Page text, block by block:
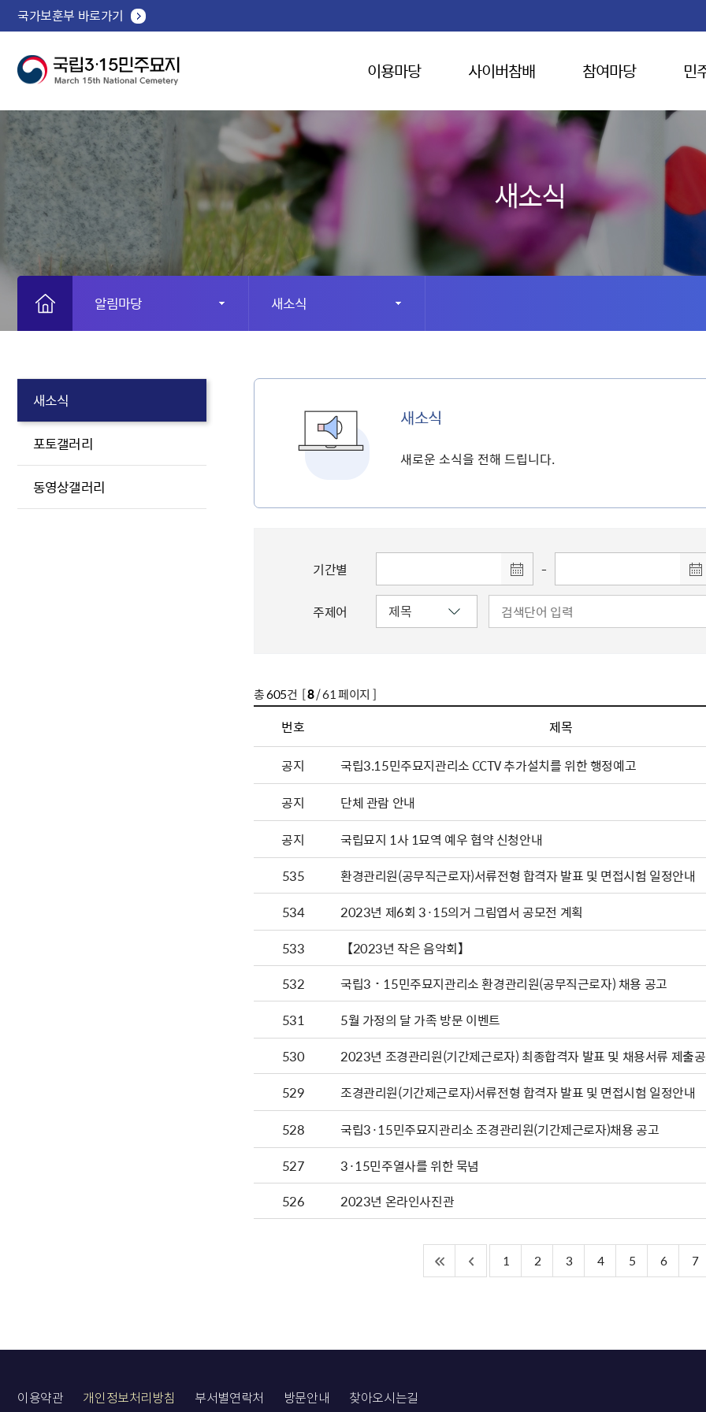
국가보훈부 바로가기
이용마당 사이버참배 참여마당 민
새소식
알림마당 새소식
새소식
포토갤러리
동영상갤러리
새소식
새로운 소식을 전해 드립니다.
기간별 -
주제어
총605건 [8/ 61 페이지 ]
번호 제목
공지
국립3.15민주묘지관리소 CCTV 추가설치를 위한 행정예고
공지
단체 관람 안내
공지
국립묘지 1사 1묘역 예우 협약 신청안내
535
환경관리원(공무직근로자)서류전형 합격자 발표 및 면접시험 일정안내
534
2023년 제6회 3·15의거 그림엽서 공모전 계획
533
【2023년 작은 음악회】
532
국립3˙15민주묘지관리소 환경관리원(공무직근로자) 채용 공고
531
5월 가정의 달 가족 방문 이벤트
530
2023년 조경관리원(기간제근로자) 최종합격자 발표 및 채용서류 제출
529
조경관리원(기간제근로자)서류전형 합격자 발표 및 면접시험 일정안내
528
국립3·15민주묘지관리소 조경관리원(기간제근로자)채용 공고
527
3·15민주열사를 위한 묵념
526
2023년 온라인사진관
1 2 3 4 5 6 7
이용약관 개인정보처리방침 부서별연락처 방문안내 찾아오시는길